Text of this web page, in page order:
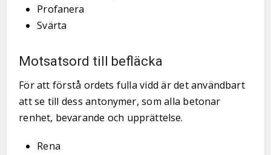
Profanera
Svärta
Motsatsord till befläcka
För att förstå ordets fulla vidd är det användbart
att se till dess antonymer, som alla betonar
renhet, bevarande och upprättelse.
Rena